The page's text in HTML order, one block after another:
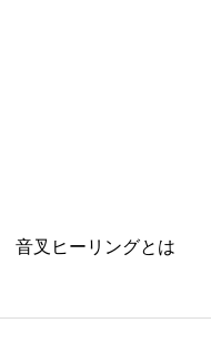
音叉ヒーリングとは